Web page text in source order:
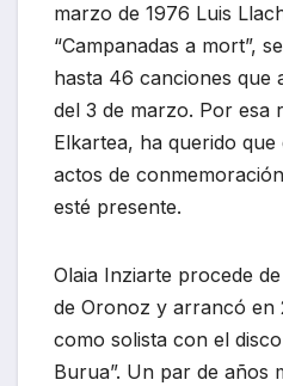
marzo de 1976 Luis
“Campanadas a mort”,
hasta 46 canciones que
del 3 de marzo. Por esa
Elkartea, ha querido
actos de
esté presente.
Olaia Inziarte procede
de Oronoz y arrancó en
como solista con el
Burua”. Un par de años